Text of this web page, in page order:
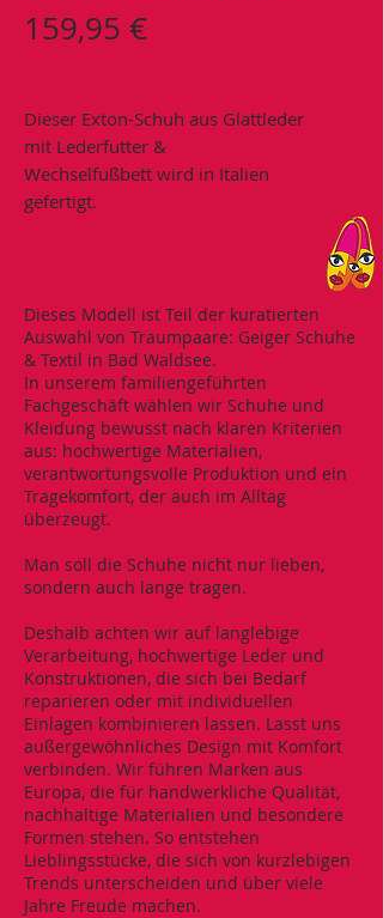
159,95 €Preis
Dieser Exton-Schuh aus Glattleder
mit Lederfutter &
Wechselfußbett wird in Italien
gefertigt.
Dieses Modell ist Teil der kuratierten
Auswahl von Traumpaare: Geiger Schuhe
& Textil in Bad Waldsee.
In unserem familiengeführten
Fachgeschäft wählen wir Schuhe und
Kleidung bewusst nach klaren Kriterien
aus: hochwertige Materialien,
verantwortungsvolle Produktion und ein
Tragekomfort, der auch im Alltag
überzeugt.
Man soll die Schuhe nicht nur lieben,
sondern auch lange tragen.
Deshalb achten wir auf langlebige
Verarbeitung, hochwertige Leder und
Konstruktionen, die sich bei Bedarf
reparieren oder mit individuellen
Einlagen kombinieren lassen. Lasst uns
außergewöhnliches Design mit Komfort
verbinden. Wir führen Marken aus
Europa, die für handwerkliche Qualität,
nachhaltige Materialien und besondere
Formen stehen. So entstehen
Lieblingsstücke, die sich von kurzlebigen
Trends unterscheiden und über viele
Jahre Freude machen.